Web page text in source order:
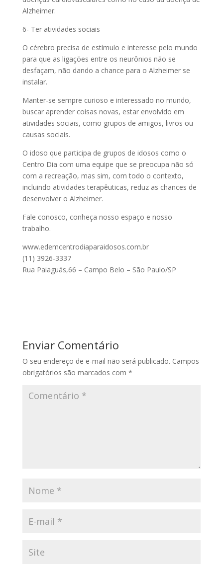
Alzheimer.
6- Ter atividades sociais
O cérebro precisa de estímulo e interesse pelo mundo
para que as ligações entre os neurônios não se
desfaçam, não dando a chance para o Alzheimer se
instalar.
Manter-se sempre curioso e interessado no mundo,
buscar aprender coisas novas, estar envolvido em
atividades sociais, como grupos de amigos, livros ou
causas sociais.
O idoso que participa de grupos de idosos como o
Centro Dia com uma equipe que se preocupa não só
com a recreação, mas sim, com todo o contexto,
incluindo atividades terapêuticas, reduz as chances de
desenvolver o Alzheimer.
Fale conosco, conheça nosso espaço e nosso
trabalho.
www.edemcentrodiaparaidosos.com.br
(11) 3926-3337
Rua Paiaguás,66 – Campo Belo – São Paulo/SP
Enviar Comentário
O seu endereço de e-mail não será publicado. Campos
obrigatórios são marcados com *